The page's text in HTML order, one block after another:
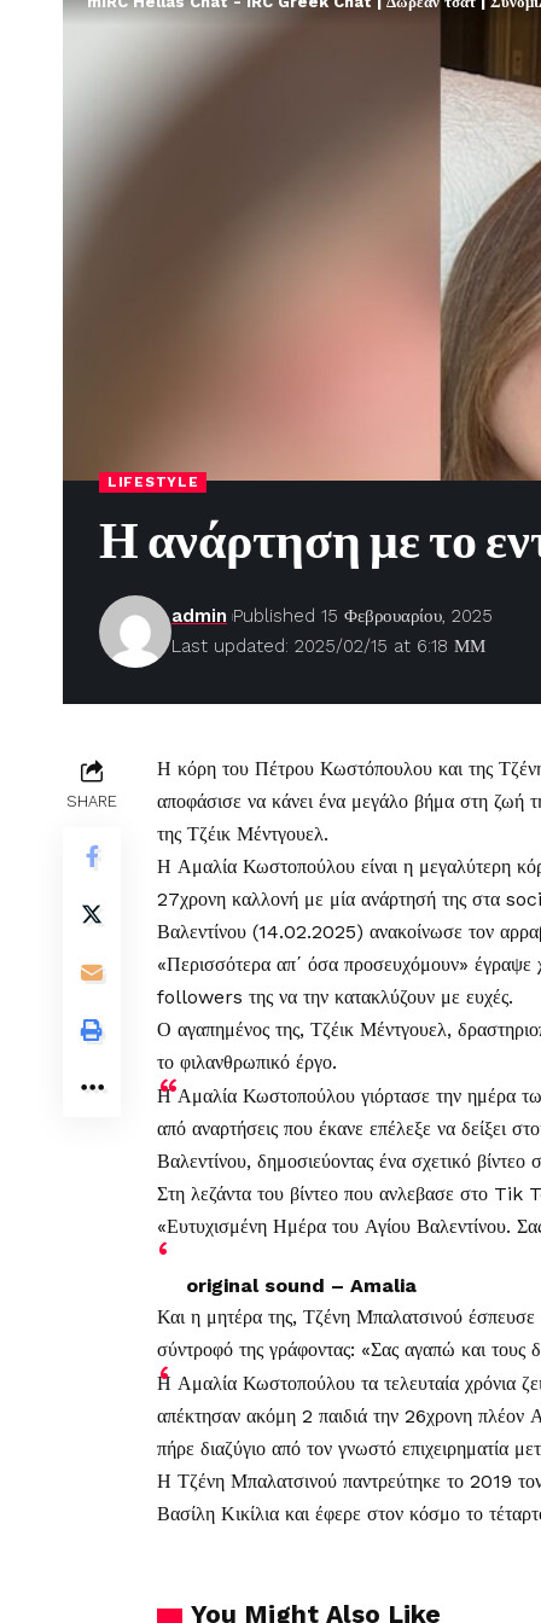
LIFESTYLE
Η ανάρτηση με το
Last updated: 2025/02/15 at 6:18 ΜΜ
admin Published 15 Φεβρουαρίου, 2025
SHARE
Η κόρη του Πέτρου Κωστόπουλου και της
αποφάσισε να κάνει ένα μεγάλο βήμα στη ζωή
της Τζέικ Μέντγουελ.
Η Αμαλία Κωστοπούλου είναι η μεγαλύτερη
27χρονη καλλονή με μία ανάρτησή της στα
Βαλεντίνου (14.02.2025) ανακοίνωσε τον
«Περισσότερα απ΄ όσα προσευχόμουν»
followers της να την κατακλύζουν με ευχές.
Ο αγαπημένος της, Τζέικ Μέντγουελ,
το φιλανθρωπικό έργο.
Η Αμαλία Κωστοπούλου γιόρτασε την ημέρα
από αναρτήσεις που έκανε επέλεξε να δείξει
Βαλεντίνου, δημοσιεύοντας ένα σχετικό
Στη λεζάντα του βίντεο που ανλεβασε στο Tik
«Ευτυχισμένη Ημέρα του Αγίου Βαλεντίνου.
original sound – Amalia
Και η μητέρα της, Τζένη Μπαλατσινού έσπευσε
σύντροφό της γράφοντας: «Σας αγαπώ και τους
Η Αμαλία Κωστοπούλου τα τελευταία χρόνια
απέκτησαν ακόμη 2 παιδιά την 26χρονη
πήρε διαζύγιο από τον γνωστό επιχειρηματία
Η Τζένη Μπαλατσινού παντρεύτηκε το 2019
Βασίλη Κικίλια και έφερε στον κόσμο το
You Might Also Like